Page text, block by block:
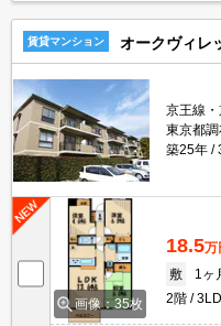
賃貸マンション オークヴィレ
京王線
東京都調
築25年
画像：35枚
18.5万
敷
1ヶ
2階